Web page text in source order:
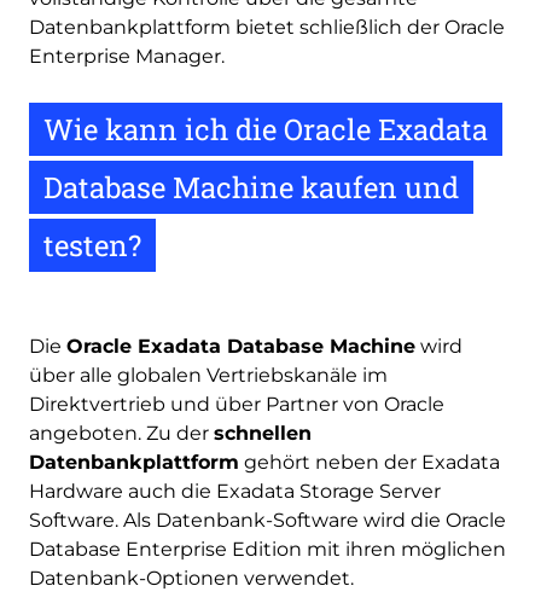
Datenbankplattform bietet schließlich der Oracle
Enterprise Manager.
Wie kann ich die Oracle Exadata
Database Machine kaufen und
testen?
Die Oracle Exadata Database Machine wird
über alle globalen Vertriebskanäle im
Direktvertrieb und über Partner von Oracle
angeboten. Zu der schnellen
Datenbankplattform gehört neben der Exadata
Hardware auch die Exadata Storage Server
Software. Als Datenbank-Software wird die Oracle
Database Enterprise Edition mit ihren möglichen
Datenbank-Optionen verwendet.